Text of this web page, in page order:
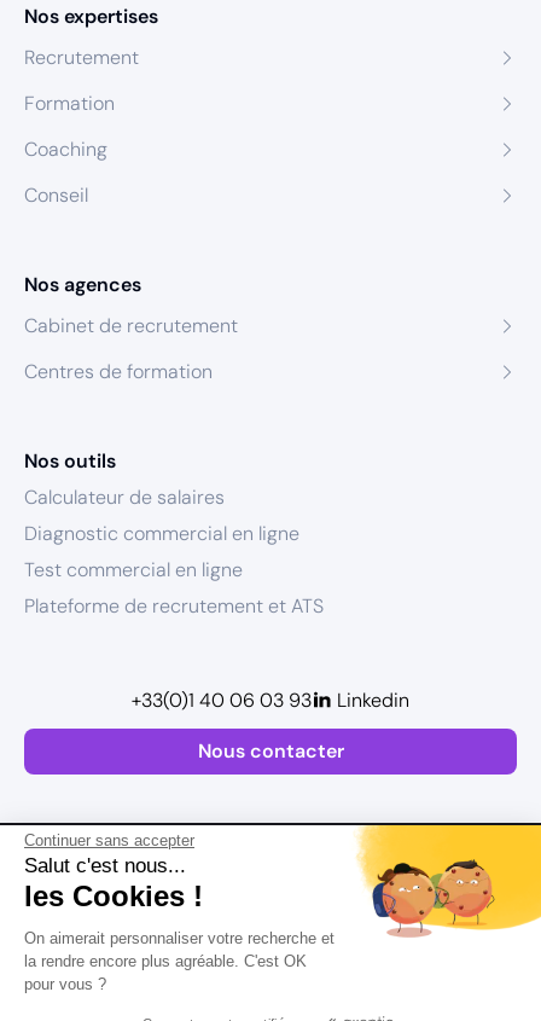
Continuer sans accepter
Salut c'est nous...
les Cookies !
On aimerait personnaliser votre recherche et
la rendre encore plus agréable. C'est OK
pour vous ?
Nos expertises
Recrutement
Formation
Coaching
Conseil
Nos agences
Cabinet de recrutement
Centres de formation
Nos outils
Calculateur de salaires
Diagnostic commercial en ligne
Test commercial en ligne
Plateforme de recrutement et ATS
Nous contacter
+33(0)1 40 06 03 93 Linkedin
Plan de site
Mentions légales
Conditions Générales d’Utilisation